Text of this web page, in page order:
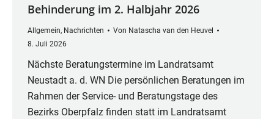
Behinderung im 2. Halbjahr 2026
Allgemein, Nachrichten Von Natascha van den Heuvel
8. Juli 2026
Nächste Beratungstermine im Landratsamt
Neustadt a. d. WN Die persönlichen Beratungen im
Rahmen der Service- und Beratungstage des
Bezirks Oberpfalz finden statt im Landratsamt